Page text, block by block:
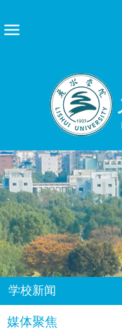
学校新闻
媒体聚焦